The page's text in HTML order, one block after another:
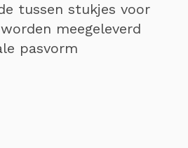
tussen stukjes voor
meegeleverd
pasvorm